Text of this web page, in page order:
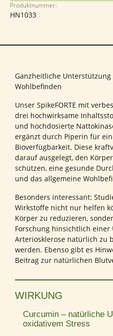
Produktnummer:
HN1033
Ganzheitliche
Wohlbefinden
Unser SpikeFORTE mit
drei hochwirksame
und hochdosierte
ergänzt durch Piperin für
Bioverfügbarkeit. Diese
darauf ausgelegt, den
schützen, eine gesunde
und das allgemeine
Besonders interessant:
Wirkstoffe nicht nur helfen
Körper zu reduzieren,
Forschung hinsichtlich einer
Arteriosklerose natürlich zu
werden. Ebenso gibt es
Beitrag zur natürlichen
WIRKUNG
Curcumin – natürliche
oxidativem Stress